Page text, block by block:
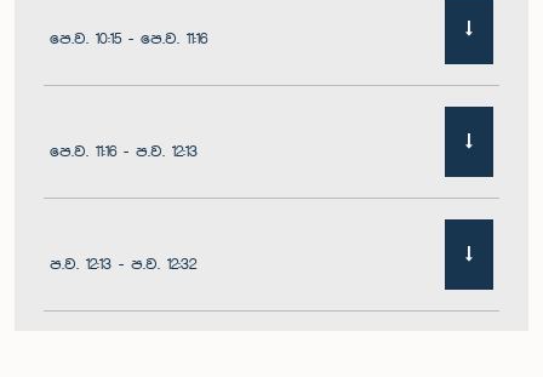
පෙ.ව. 10:15 - පෙ.ව. 11:16
පෙ.ව. 11:16 - ප.ව. 12:13
ප.ව. 12:13 - ප.ව. 12:32